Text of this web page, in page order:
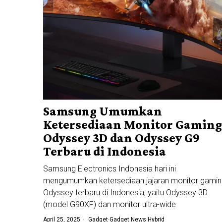
Samsung Umumkan
Ketersediaan Monitor Gaming
Odyssey 3D dan Odyssey G9
Terbaru di Indonesia
Samsung Electronics Indonesia hari ini
mengumumkan ketersediaan jajaran monitor
Odyssey terbaru di Indonesia, yaitu Odyssey 3D
(model G90XF) dan monitor ultra-wide
April 25, 2025 Gadget·Gadget News· Hybrid